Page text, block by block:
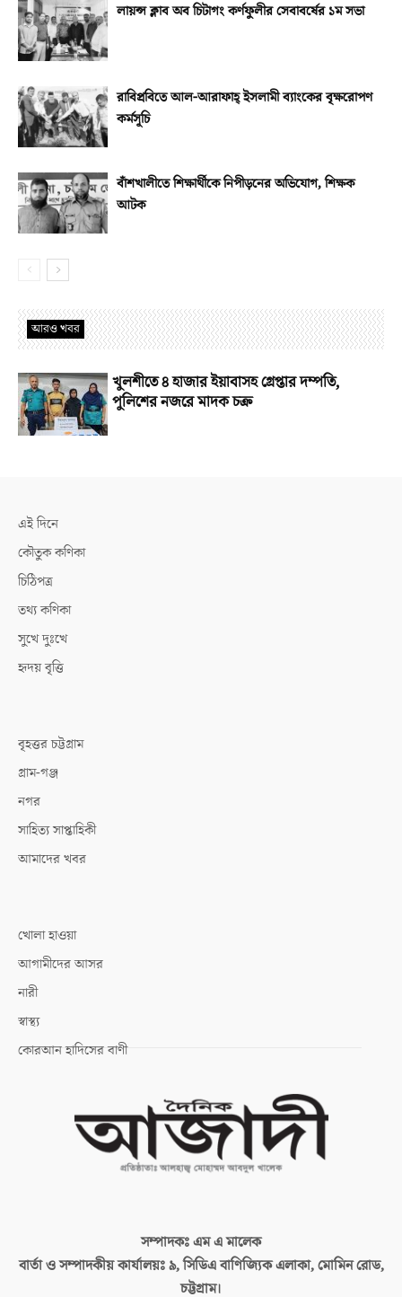
লায়ন্স ক্লাব অব চিটাগং কর্ণফুলীর সেবাবর্ষের ১ম সভা
রাবিপ্রবিতে আল-আরাফাহ্‌ ইসলামী ব্যাংকের বৃক্ষরোপণ
কর্মসূচি
বাঁশখালীতে শিক্ষার্থীকে নিপীড়নের অভিযোগ, শিক্ষক
আটক
আরও খবর
খুলশীতে ৪ হাজার ইয়াবাসহ গ্রেপ্তার দম্পতি,
পুলিশের নজরে মাদক চক্র
এই দিনে
কৌতুক কণিকা
চিঠিপত্র
তথ্য কণিকা
সুখে দুঃখে
হৃদয় বৃত্তি
বৃহত্তর চট্টগ্রাম
গ্রাম-গঞ্জ
নগর
সাহিত্য সাপ্তাহিকী
আমাদের খবর
খোলা হাওয়া
আগামীদের আসর
নারী
স্বাস্থ্য
কোরআন হাদিসের বাণী
সম্পাদকঃএম এ মালেক
বার্তা ও সম্পাদকীয় কার্যালয়ঃ৯, সিডিএ বাণিজ্যিক এলাকা, মোমিন রোড,
চট্টগ্রাম।